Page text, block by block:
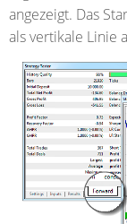
angezeigt. Das
als vertikale Linie